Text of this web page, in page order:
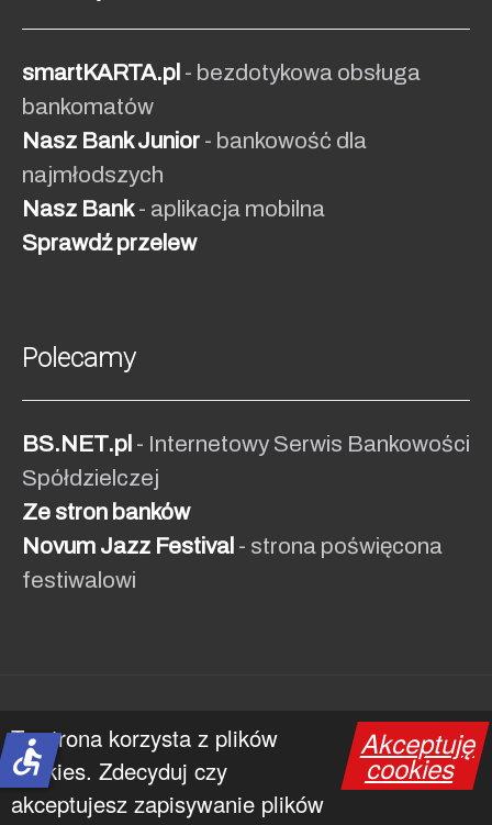
Akceptuję
cookies
Ta strona korzysta z plików
cookies. Zdecyduj czy
akceptujesz zapisywanie plików
smartKARTA.pl - bezdotykowa obsługa
bankomatów
Nasz Bank Junior - bankowość dla
najmłodszych
Nasz Bank- aplikacja mobilna
Sprawdź przelew
Polecamy
BS.NET.pl - Internetowy Serwis Bankowości
Spółdzielczej
Ze stron banków
Novum Jazz Festival - strona poświęcona
festiwalowi
© 1991 - 2026 NOVUM
accessible